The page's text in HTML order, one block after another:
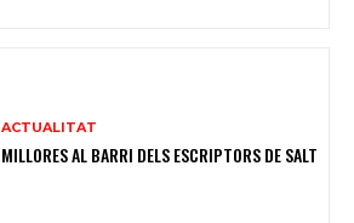
ACTUALITAT
MILLORES AL BARRI DELS ESCRIPTORS DE SALT